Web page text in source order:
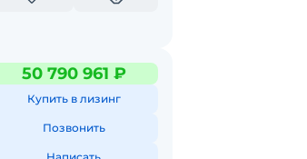
50 790 961 ₽
Купить в лизинг
Позвонить